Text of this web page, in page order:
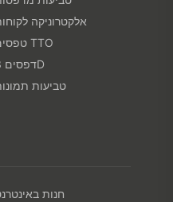
אלקטרוניקה
טפסים TTO
דפסים 3D
טביעות
חנות